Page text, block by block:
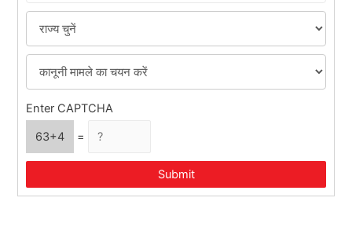
Enter CAPTCHA
63+4
=
Submit